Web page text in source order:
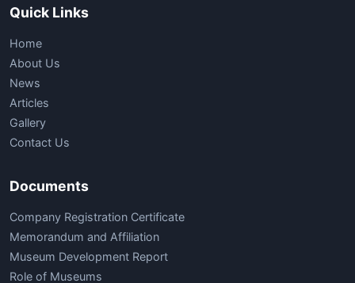
Quick Links
Home
About Us
News
Articles
Gallery
Contact Us
Documents
Company Registration Certificate
Memorandum and Affiliation
Museum Development Report
Role of Museums